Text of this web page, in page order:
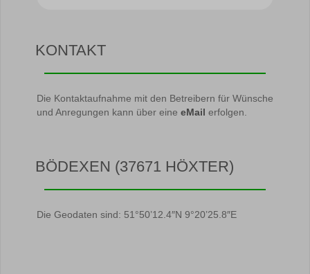
KONTAKT
Die Kontaktaufnahme mit den Betreibern für Wünsche
und Anregungen kann über eine eMail erfolgen.
BÖDEXEN (37671 HÖXTER)
Die Geodaten sind: 51°50’12.4″N 9°20’25.8″E